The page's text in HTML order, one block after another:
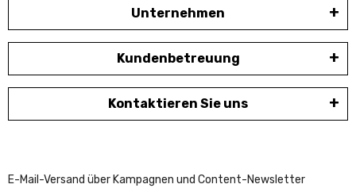
Unternehmen
Kundenbetreuung
Kontaktieren Sie uns
E-Mail-Versand über Kampagnen und Content-Newsletter